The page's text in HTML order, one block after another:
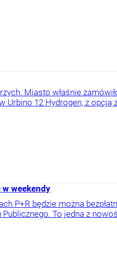
Miasto właśnie
Urbino 12 Hydrogen, z
w weekendy
P+R będzie można
To jedna z